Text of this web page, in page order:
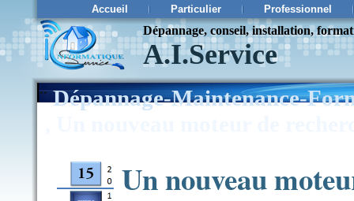
Accueil Particulier Professionnel
Dépannage, conseil, installation,
A.I.Service
¨ Dépannage-Maintenance-
Un nouveau